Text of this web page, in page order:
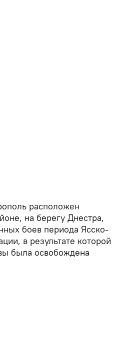
расположен
на берегу Днестра,
боев периода Ясско-
в результате которой
была освобождена